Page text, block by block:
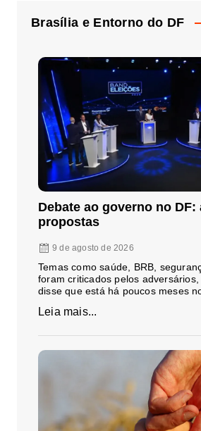
Brasília e Entorno do DF
Debate ao governo no DF:
propostas
9 de agosto de 2026
Temas como saúde, BRB,
foram criticados pelos
disse que está há poucos meses
Leia mais...